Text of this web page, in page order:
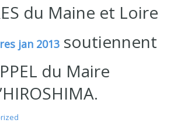
du Maine et Loire
jan 2013soutiennent
du Maire